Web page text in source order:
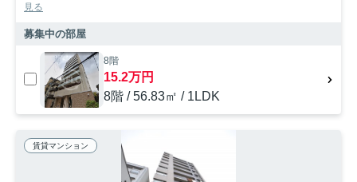
見る
募集中の部屋
8階
15.2万円
8階 / 56.83㎡ / 1LDK
賃貸マンション